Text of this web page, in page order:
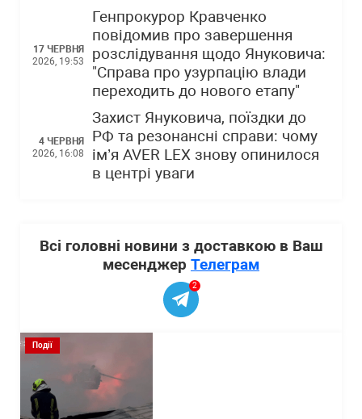
17 ЧЕРВНЯ
2026, 19:53
Генпрокурор Кравченко
повідомив про завершення
розслідування щодо Януковича:
"Справа про узурпацію влади
переходить до нового етапу"
4 ЧЕРВНЯ
2026, 16:08
Захист Януковича, поїздки до
РФ та резонансні справи: чому
ім’я AVER LEX знову опинилося
в центрі уваги
Всі головні новини з доставкою в Ваш
месенджер Телеграм
2
Події